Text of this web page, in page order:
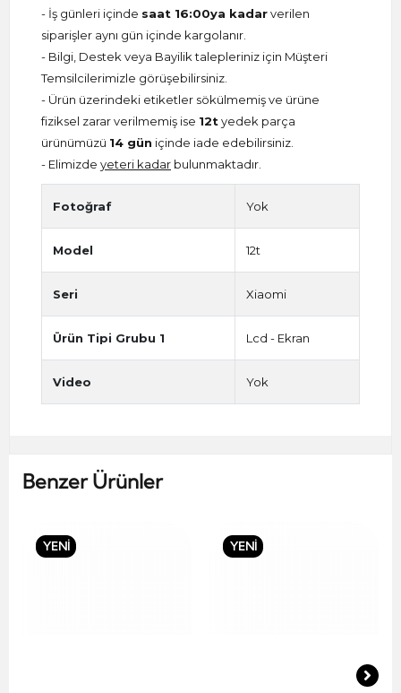
- İş günleri içinde saat 16:00ya kadarverilen
siparişler aynı gün içinde kargolanır.
- Bilgi, Destek veya Bayilik talepleriniz için Müşteri
Temsilcilerimizle görüşebilirsiniz.
- Ürün üzerindeki etiketler sökülmemiş ve ürüne
fiziksel zarar verilmemiş ise 12tyedek parça
ürünümüzü 14 gün içinde iade edebilirsiniz.
- Elimizde yeteri kadar bulunmaktadır.
Fotoğraf Yok
Model 12t
Seri Xiaomi
Ürün Tipi Grubu 1 Lcd - Ekran
Video Yok
Benzer Ürünler
YENİ YENİ